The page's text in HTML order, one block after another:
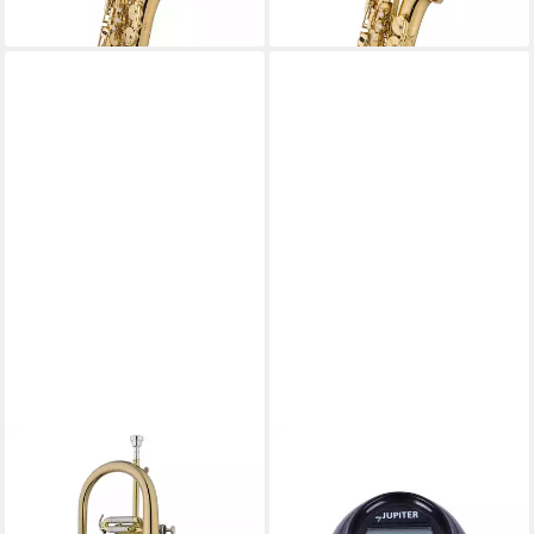
lieferbar - in 4-5 Werktagen bei dir
Flügelhorn, JFH 1100R
Flügelhorn, Flügelhörner,
Einfache Bedienung, Ideal